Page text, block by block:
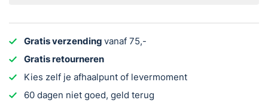
Gratis verzending vanaf 75,-
Gratis retourneren
Kies zelf je afhaalpunt of levermoment
60 dagen niet goed, geld terug